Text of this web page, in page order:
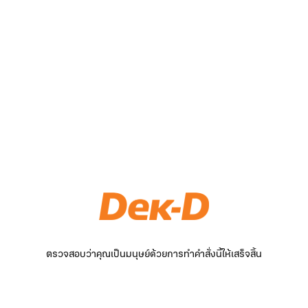
ตรวจสอบว่าคุณเป็นมนุษย์ด้วยการทำคำสั่งนี้ให้เสร็จสิ้น